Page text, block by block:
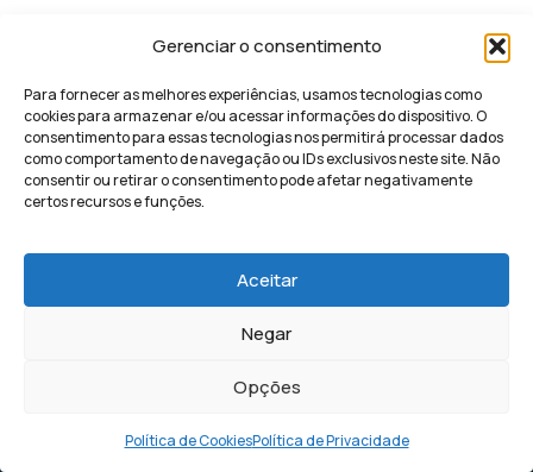
Gerenciar o consentimento
Para fornecer as melhores experiências, usamos tecnologias como
cookies para armazenar e/ou acessar informações do dispositivo. O
consentimento para essas tecnologias nos permitirá processar dados
como comportamento de navegação ou IDs exclusivos neste site. Não
consentir ou retirar o consentimento pode afetar negativamente
certos recursos e funções.
Aceitar
Negar
Opções
Política de CookiesPolítica de Privacidade
Como fazer email marketing passo a passo
Ler conteúdo »
Como criar lista de email marketing
Ler conteúdo »
qualificados